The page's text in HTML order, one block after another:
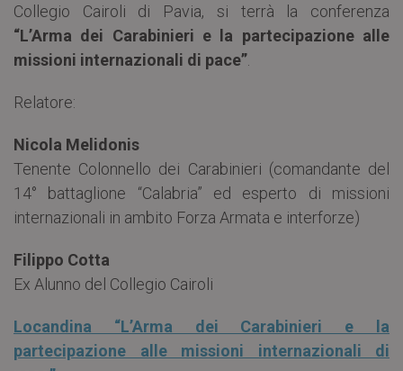
Collegio Cairoli di Pavia, si terrà la conferenza
“L’Arma dei Carabinieri e la partecipazione alle
missioni internazionali di pace”
Relatore:
Nicola Melidonis
Tenente Colonnello dei Carabinieri (comandante del
14° battaglione “Calabria” ed esperto di missioni
internazionali in ambito Forza Armata e interforze)
Filippo Cotta
Ex Alunno del Collegio Cairoli
Locandina “L’Arma dei Carabinieri e la
partecipazione alle missioni internazionali di